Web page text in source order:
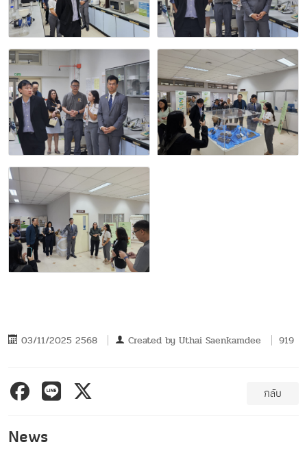
03/11/2025 2568 Created by Uthai Saenkamdee 919
กลับ
News